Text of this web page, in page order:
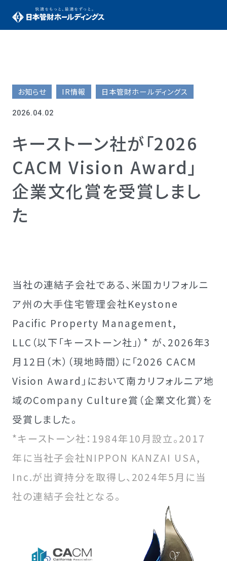
お知らせ IR情報 日本管財ホールディングス
2026.04.02
キーストーン社が「2026
CACM Vision Award」
企業文化賞を受賞しまし
た
当社の連結子会社である、米国カリフォルニ
ア州の大手住宅管理会社Keystone
Pacific Property Management,
LLC（以下「キーストーン社」）* が、2026年3
月12日（木）（現地時間）に「2026 CACM
Vision Award」において南カリフォルニア地
域のCompany Culture賞（企業文化賞）を
受賞しました。
*キーストーン社：1984年10月設立。2017
年に当社子会社NIPPON KANZAI USA,
Inc.が出資持分を取得し、2024年5月に当
社の連結子会社となる。